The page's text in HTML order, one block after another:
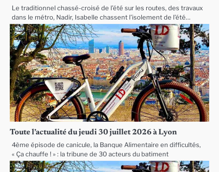
Le traditionnel chassé-croisé de l’été sur les routes, des travaux
dans le métro, Nadir, Isabelle chassent l’isolement de l’été…
Toute l’actualité du jeudi 30 juillet 2026 à Lyon
4ème épisode de canicule, la Banque Alimentaire en difficultés,
« Ça chauffe ! » : la tribune de 30 acteurs du batiment